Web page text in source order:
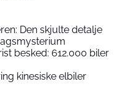
Den skjulte detalje
besked: 612.000 biler
kinesiske elbiler